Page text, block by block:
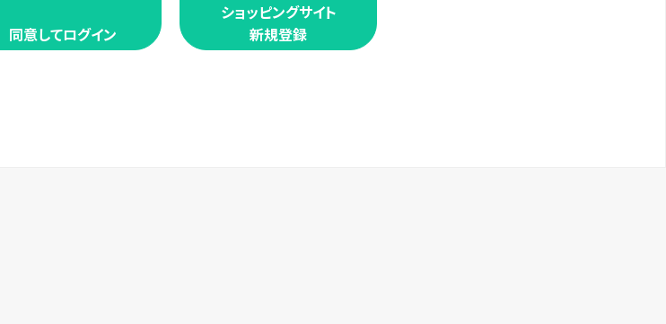
同意してログイン
ショッピングサイト
新規登録